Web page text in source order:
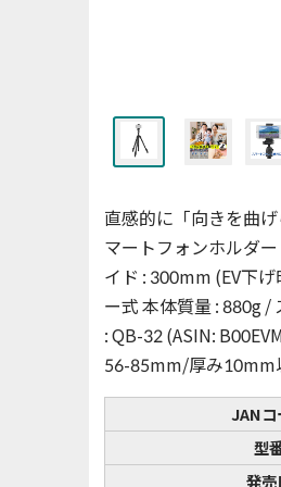
直感的に「向きを曲
マートフォンホルダ
イド : 300mm (EV下
ー式 本体質量 : 880g /
: QB-32 (ASIN:
56-85mm/厚み10mm
JANコ
型
発売